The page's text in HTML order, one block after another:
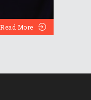
Read More